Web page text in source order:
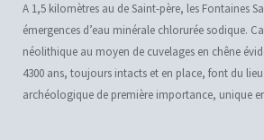
A 1,5 kilomètres au de Saint-père, les Fontaines
émergences d’eau minérale chlorurée sodique.
néolithique au moyen de cuvelages en chêne
4300 ans, toujours intacts et en place, font du
archéologique de première importance, unique